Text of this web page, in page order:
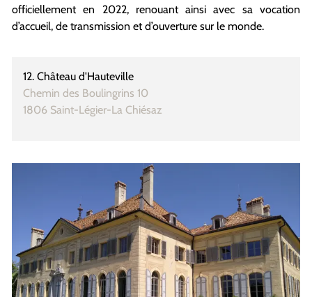
officiellement en 2022, renouant ainsi avec sa vocation
d’accueil, de transmission et d’ouverture sur le monde.
12. Château d'Hauteville
Chemin des Boulingrins 10
1806 Saint-Légier-La Chiésaz